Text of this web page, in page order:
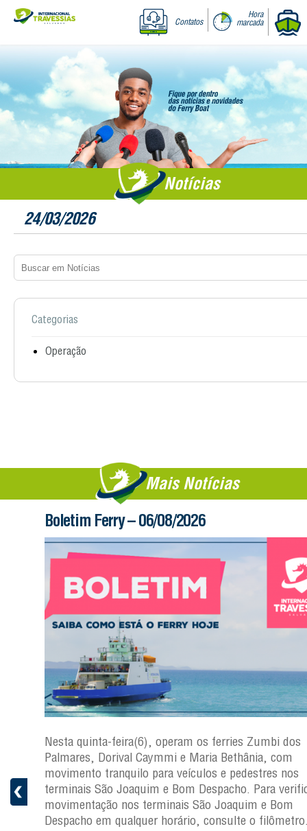
Contatos
Hora
marcada
Notícias
24/03/2026
Categorias
Operação
Mais Notícias
Boletim Ferry – 06/08/2026
Nesta quinta-feira(6), operam os ferries Zumbi dos
Palmares, Dorival Caymmi e Maria Bethânia, com
movimento tranquilo para veículos e pedestres nos
terminais São Joaquim e Bom Despacho. Para
movimentação nos terminais São Joaquim e Bom
Despacho em qualquer horário, consulte o